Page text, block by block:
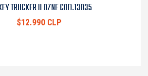
TRUCKER II OZNE COD.13035
$12.990 CLP